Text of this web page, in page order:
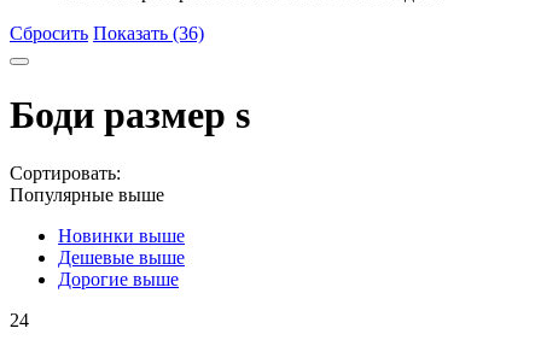
Сбросить Показать (36)
Боди размер s
Сортировать:
Популярные выше
Новинки выше
Дешевые выше
Дорогие выше
24